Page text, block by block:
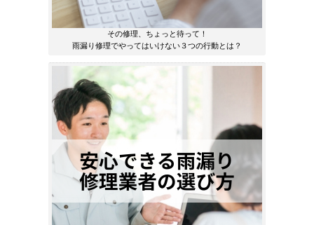
その修理、ちょっと待って！
雨漏り修理でやってはいけない３つの行動とは？